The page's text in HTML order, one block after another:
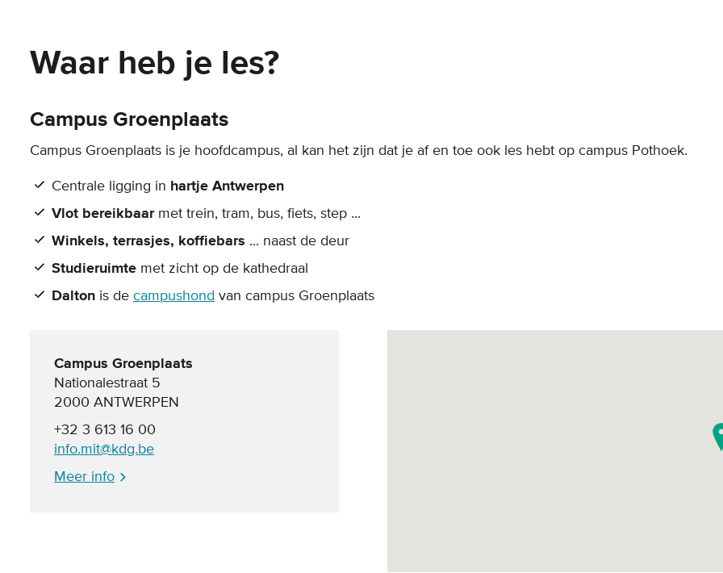
Waar heb je les?
Campus Groenplaats
Campus Groenplaats is je hoofdcampus, al kan het zijn dat je af en toe ook les hebt op campus Pothoek.
Centrale ligging in hartje Antwerpen
Vlot bereikbaarmet trein, tram, bus, fiets, step ...
Winkels, terrasjes, koffiebars ... naast de deur
Studieruimte met zicht op de kathedraal
Dalton is de campushond van campus Groenplaats
Campus Groenplaats
Nationalestraat 5
2000 ANTWERPEN
+32 3 613 16 00
info.mit@kdg.be
Meer info